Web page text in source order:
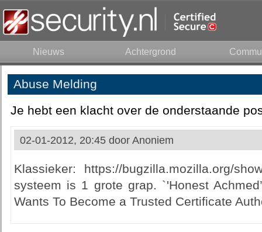
Nieuws Achtergrond
Abuse Melding
Je hebt een klacht over de onderstaande
02-01-2012, 20:45 door Anoniem
Klassieker: https://bugzilla.mozilla.org/
systeem is 1 grote grap. `'Honest
Wants To Become a Trusted Certificate